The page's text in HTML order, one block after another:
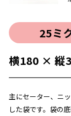
25ミ
横180 × 縦
主にセーター、ニ
した袋です。袋の